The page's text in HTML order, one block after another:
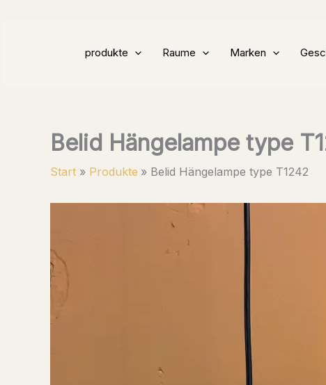
produkte Raume Marken
Belid Hängelampe type
Start Produkte Belid Hängelampe type T1242